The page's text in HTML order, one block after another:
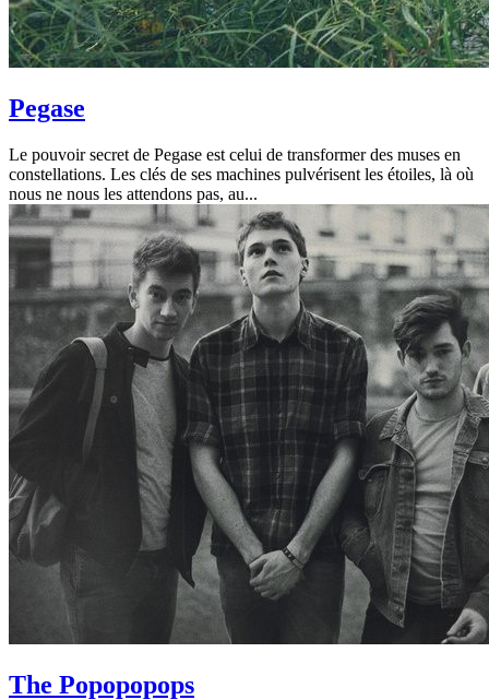
Pegase
Le pouvoir secret de Pegase est celui de transformer des muses en
constellations. Les clés de ses machines pulvérisent les étoiles, là où
nous ne nous les attendons pas, au...
The Popopopops